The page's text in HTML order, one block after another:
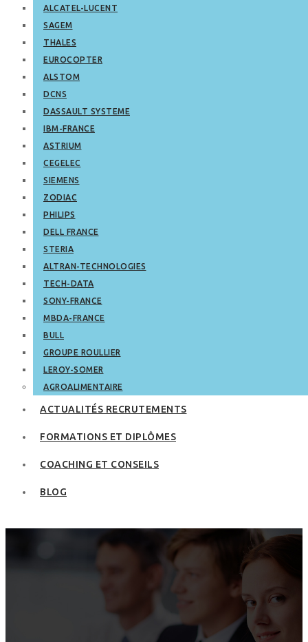
ALCATEL-LUCENT
SAGEM
THALES
EUROCOPTER
ALSTOM
DCNS
DASSAULT SYSTEME
IBM-FRANCE
ASTRIUM
CEGELEC
SIEMENS
ZODIAC
PHILIPS
DELL FRANCE
STERIA
ALTRAN-TECHNOLOGIES
TECH-DATA
SONY-FRANCE
MBDA-FRANCE
BULL
GROUPE ROULLIER
LEROY-SOMER
AGROALIMENTAIRE
ACTUALITÉS RECRUTEMENTS
FORMATIONS ET DIPLÔMES
COACHING ET CONSEILS
BLOG